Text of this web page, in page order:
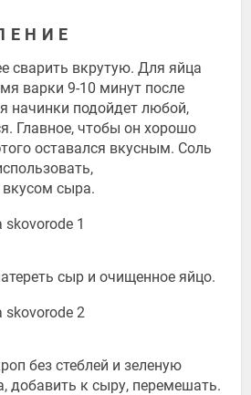
сварить вкрутую. Для яйца
варки 9-10 минут после
начинки подойдет любой,
Главное, чтобы он хорошо
оставался вкусным. Соль
сыра.
сыр и очищенное яйцо.
без стеблей и зеленую
добавить к сыру, перемешать.